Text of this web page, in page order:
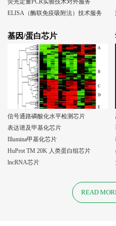
荧光定量PCR实验技术对外服务
ELISA（酶联免疫吸附法）技术服务
基因/蛋白芯片
信号通路磷酸化水平检测芯片
表达谱及甲基化芯片
Illumina甲基化芯片
HuProt TM 20K 人类蛋白组芯片
lncRNA芯片
READ